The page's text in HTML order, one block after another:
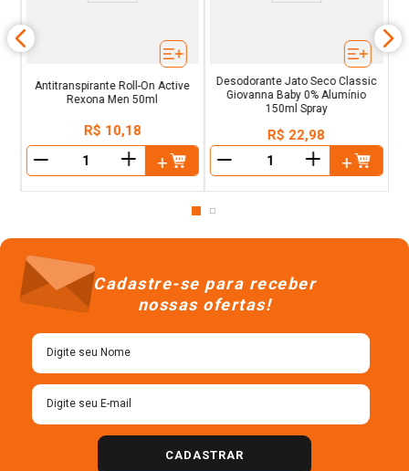
Antitranspirante Roll-On Active
Rexona Men 50ml
R$ 10,18
＋
Desodorante Jato Seco Classic
Giovanna Baby 0% Alumínio
150ml Spray
R$ 22,98
＋
Cadastre-se para receber
nossas ofertas!
CADASTRAR